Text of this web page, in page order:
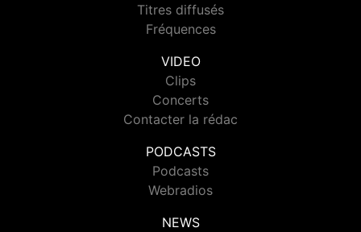
Titres diffusés
Fréquences
VIDEO
Clips
Concerts
Contacter la rédac
PODCASTS
Podcasts
Webradios
NEWS